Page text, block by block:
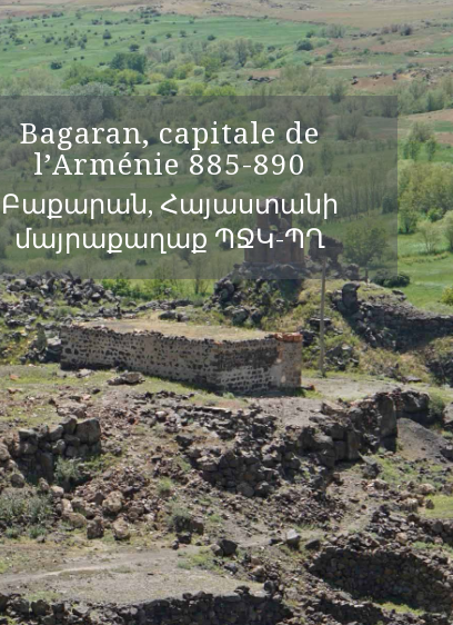
Bagaran, capitale de
l’Arménie 885-890
Բաքարան, Հայաստանի
մայրաքաղաք ՊՋԿ-ՊՂ